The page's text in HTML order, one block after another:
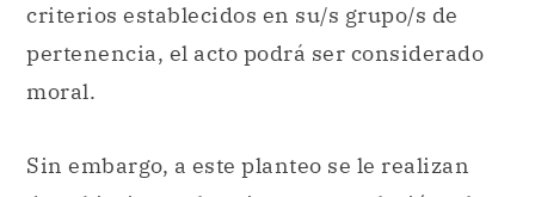
criterios establecidos en su/s grupo/s de
pertenencia, el acto podrá ser considerado
moral.
Sin embargo, a este planteo se le realizan